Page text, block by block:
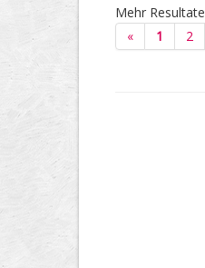
Mehr Resultate
«
1 2